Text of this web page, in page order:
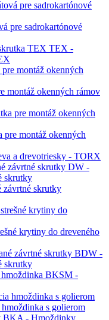
pre sadrokartónové
TEX -
montáž okenných rámov
montáž okenných
a drevotriesky - TORX
DW -
skrutky
skrutky
krytiny do dreveného
BDW -
skrutky
BKSM -
s golierom
BKA - Hmoždinky